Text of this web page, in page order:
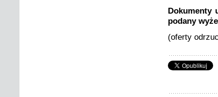
Dokumenty
podany
(oferty